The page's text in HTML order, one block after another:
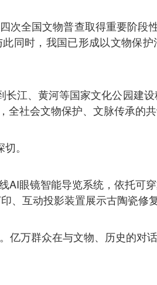
次全国文物普查取得重要阶段
同时，我国已形成以文物保
长江、黄河等国家文化公园建
社会文物保护、文脉传承的共
。
AI眼镜智能导览系统，依托可
、互动投影装置展示古陶瓷修
亿万群众在与文物、历史的对